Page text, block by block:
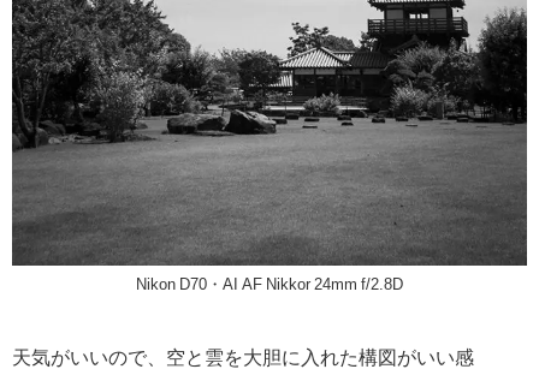
Nikon D70・AI AF Nikkor 24mm f/2.8D
天気がいいので、空と雲を大胆に入れた構図がいい感